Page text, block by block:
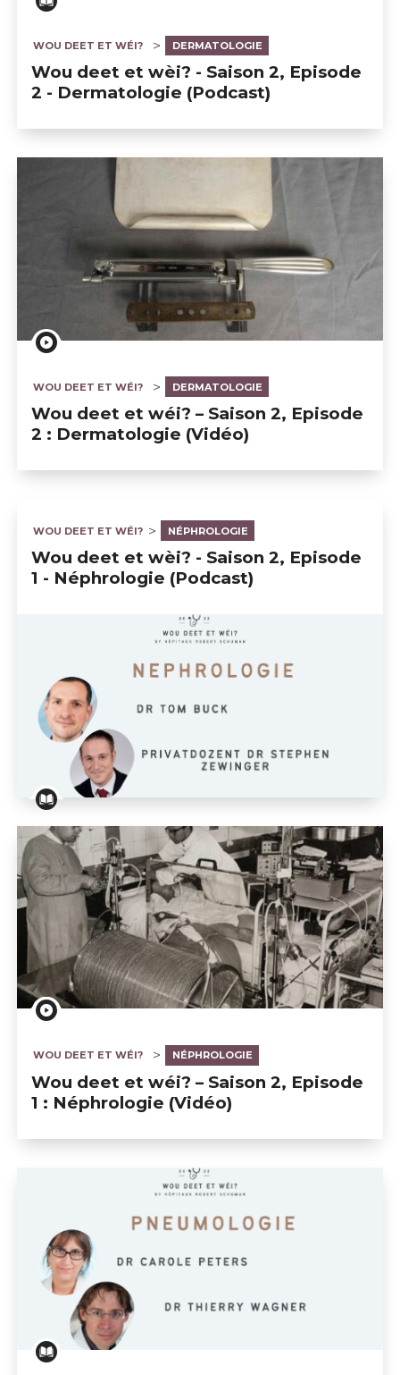
WOU DEET ET WÉI? DERMATOLOGIE
Wou deet et wèi? - Saison 2, Episode
2 - Dermatologie (Podcast)
WOU DEET ET WÉI? DERMATOLOGIE
Wou deet et wéi? – Saison 2, Episode
2 : Dermatologie (Vidéo)
WOU DEET ET WÉI? NÉPHROLOGIE
Wou deet et wèi? - Saison 2, Episode
1 - Néphrologie (Podcast)
Wou deet et wèi? - Saison 2, Episode 1 - Néphrologie
WOU DEET ET WÉI? NÉPHROLOGIE
Wou deet et wéi? – Saison 2, Episode
1 : Néphrologie (Vidéo)